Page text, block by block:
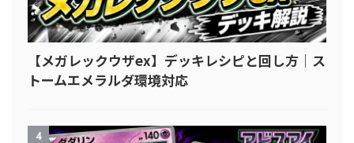
【メガレックウザex】デッキレシピと回し方｜ス
トームエメラルダ環境対応
4